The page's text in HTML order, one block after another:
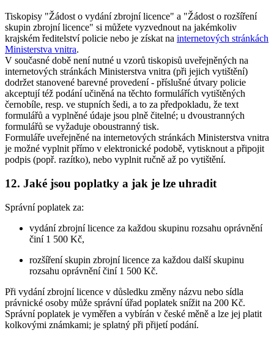
Tiskopisy "Žádost o vydání zbrojní licence" a "Žádost o rozšíření
skupin zbrojní licence" si můžete vyzvednout na jakémkoliv
krajském ředitelství policie nebo je získat na internetových stránkách
Ministerstva vnitra.
V současné době není nutné u vzorů tiskopisů uveřejněných na
internetových stránkách Ministerstva vnitra (při jejich vytištění)
dodržet stanovené barevné provedení - příslušné útvary policie
akceptují též podání učiněná na těchto formulářích vytištěných
černobíle, resp. ve stupních šedi, a to za předpokladu, že text
formulářů a vyplněné údaje jsou plně čitelné; u dvoustranných
formulářů se vyžaduje oboustranný tisk.
Formuláře uveřejněné na internetových stránkách Ministerstva vnitra
je možné vyplnit přímo v elektronické podobě, vytisknout a připojit
podpis (popř. razítko), nebo vyplnit ručně až po vytištění.
12. Jaké jsou poplatky a jak je lze uhradit
Správní poplatek za:
vydání zbrojní licence za každou skupinu rozsahu oprávnění
činí 1 500 Kč,
rozšíření skupin zbrojní licence za každou další skupinu
rozsahu oprávnění činí 1 500 Kč.
Při vydání zbrojní licence v důsledku změny názvu nebo sídla
právnické osoby může správní úřad poplatek snížit na 200 Kč.
Správní poplatek je vyměřen a vybírán v české měně a lze jej platit
kolkovými známkami; je splatný při přijetí podání.